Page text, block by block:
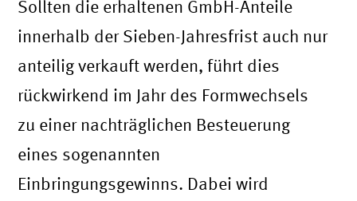
Sollten die erhaltenen GmbH-Anteile
innerhalb der Sieben-Jahresfrist auch nur
anteilig verkauft werden, führt dies
rückwirkend im Jahr des Formwechsels
zu einer nachträglichen Besteuerung
eines sogenannten
Einbringungsgewinns. Dabei wird